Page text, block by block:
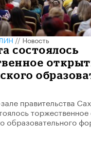
//Новость
состоялось
правительства
образовательного